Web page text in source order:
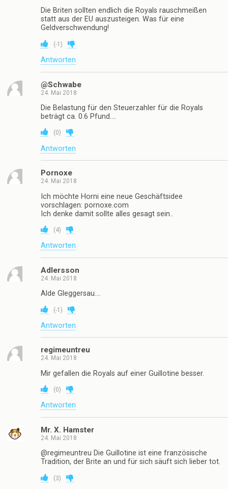
Die Briten sollten endlich die Royals rauschmeißen
statt aus der EU auszusteigen. Was für eine
Geldverschwendung!
(-1 )
Antworten
@Schwabe
24. Mai 2018
Die Belastung für den Steuerzahler für die Royals
beträgt ca. 0.6 Pfund….
(0)
Antworten
Pornoxe
24. Mai 2018
Ich möchte Horni eine neue Geschäftsidee
vorschlagen: pornoxe.com
Ich denke damit sollte alles gesagt sein..
(4)
Antworten
Adlersson
24. Mai 2018
Alde Gleggersau….
(-1 )
Antworten
regimeuntreu
24. Mai 2018
Mir gefallen die Royals auf einer Guillotine besser.
(0)
Antworten
Mr. X. Hamster
24. Mai 2018
@regimeuntreu Die Guillotine ist eine französische
Tradition, der Brite an und für sich säuft sich lieber tot.
(3)